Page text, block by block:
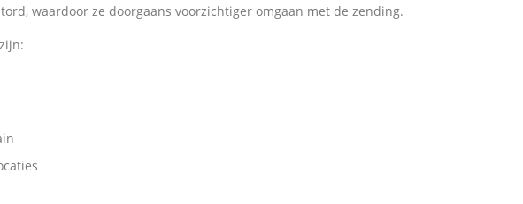
waardoor ze doorgaans voorzichtiger omgaan met de zending.